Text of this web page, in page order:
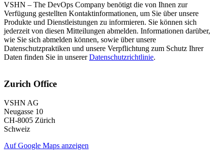
VSHN – The DevOps Company benötigt die von Ihnen zur
Verfügung gestellten Kontaktinformationen, um Sie über unsere
Produkte und Dienstleistungen zu informieren. Sie können sich
jederzeit von diesen Mitteilungen abmelden. Informationen darüber,
wie Sie sich abmelden können, sowie über unsere
Datenschutzpraktiken und unsere Verpflichtung zum Schutz Ihrer
Daten finden Sie in unsererDatenschutzrichtlinie.
Zurich Office
VSHN AG
Neugasse 10
CH-8005 Zürich
Schweiz
Auf Google Maps anzeigen